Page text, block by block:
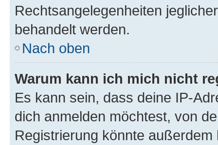
Rechtsangelegenheiten
behandelt werden.
Nach oben
Warum kann ich mich nicht
Es kann sein, dass deine IP-
dich anmelden möchtest, von
Registrierung könnte